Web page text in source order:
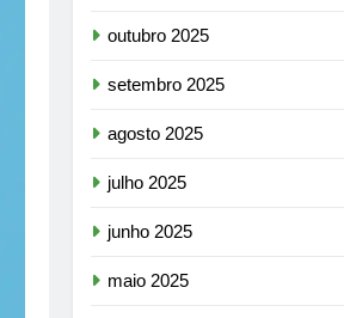
outubro 2025
setembro 2025
agosto 2025
julho 2025
junho 2025
maio 2025